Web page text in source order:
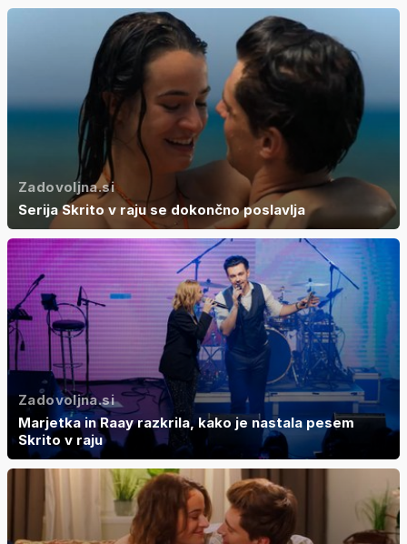
Zadovoljna.si
Serija Skrito v raju se dokončno poslavlja
Zadovoljna.si
Marjetka in Raay razkrila, kako je nastala pesem
Skrito v raju